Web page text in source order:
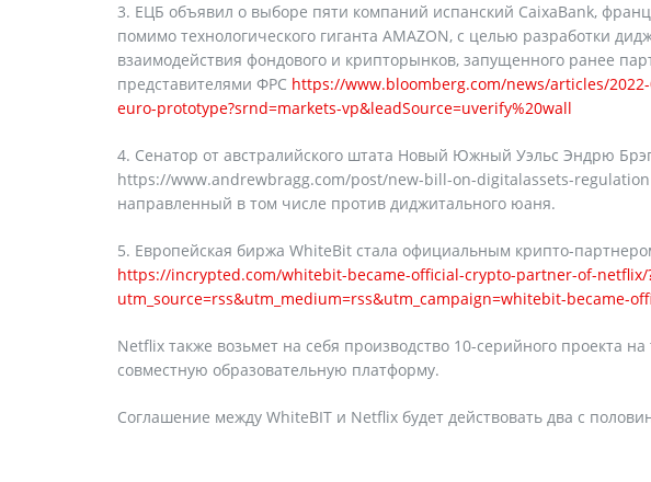
3. ЕЦБ объявил о выборе пяти компаний испанский CaixaBank,
помимо технологического гиганта AMAZON, с целью разработки
взаимодействия фондового и крипторынков, запущенного ранее
представителями ФРС https://www.bloomberg.com/news/articles/
euro-prototype?srnd=markets-vp&leadSource=uverify%20wall
4. Сенатор от австралийского штата Новый Южный Уэльс Эндрю
https://www.andrewbragg.com/post/new-bill-on-digitalassets-regulation
направленный в том числе против диджитального юаня.
5. Европейская биржа WhiteBit стала официальным крипто-
https://incrypted.com/whitebit-became-official-crypto-partner-of-netflix/
utm_source=rss&utm_medium=rss&utm_campaign=whitebit-became-
Netflix также возьмет на себя производство 10-серийного проекта
совместную образовательную платформу.
Соглашение между WhiteBIT и Netflix будет действовать два с